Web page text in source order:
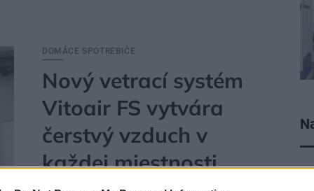
DOMÁCE SPOTREBIČE
Nový vetrací systém
Vitoair FS vytvára
čerstvý vzduch v
každej miestnosti